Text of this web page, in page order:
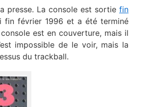
presse. La console est sortie fin
fin février 1996 et a été terminé
est en couverture, mais il
impossible de le voir, mais la
du trackball.